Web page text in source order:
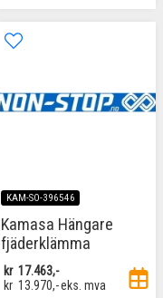
KAM-SO-396546
Kamasa Hängare
fjäderklämma
kr 17.463,-
kr 13.970,-eks. mva